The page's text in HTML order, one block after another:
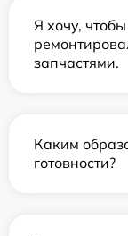
Я хочу,
запчастями.
Каким
готовности?